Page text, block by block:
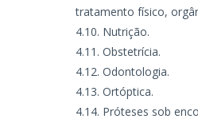
tratamento físico,
Nutrição.
Obstetrícia.
Odontologia.
Ortóptica.
Próteses sob